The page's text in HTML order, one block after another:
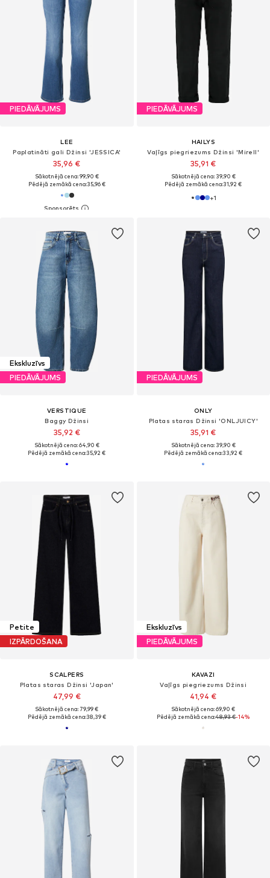
PIEDĀVĀJUMS
LEE
Paplatināti gali Džinsi 'JESSICA'
35,96 €
Sākotnējā cena: 99,90 €
Pēdējā zemākā cena:35,96 €
PIEDĀVĀJUMS
HAILYS
Vaļīgs piegriezums Džinsi 'Mirell'
35,91 €
Sākotnējā cena: 39,90 €
Pēdējā zemākā cena:31,92 €
+1
Ekskluzīvs
PIEDĀVĀJUMS
VERSTIQUE
Baggy Džinsi
35,92 €
Sākotnējā cena: 64,90 €
Pēdējā zemākā cena:35,92 €
PIEDĀVĀJUMS
ONLY
Platas staras Džinsi 'ONLJUICY'
35,91 €
Sākotnējā cena: 39,90 €
Pēdējā zemākā cena:33,92 €
Petite
IZPĀRDOŠANA
SCALPERS
Platas staras Džinsi 'Japan'
47,99 €
Sākotnējā cena: 79,99 €
Pēdējā zemākā cena:38,39 €
Ekskluzīvs
PIEDĀVĀJUMS
KAVAZI
Vaļīgs piegriezums Džinsi
41,94 €
Sākotnējā cena: 69,90 €
Pēdējā zemākā cena:48,93 €-14%